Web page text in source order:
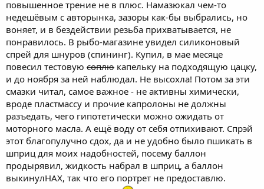
повышенное трение не в плюс. Намазюкал чем-то
недешёвым с авторынка, зазоры как-бы выбрались, но
воняет, и в бездействии резьба прихватывается, не
понравилось. В рыбо-магазине увидел силиконовый
спрей для шнуров (спининг). Купил, в мае месяце
повесил тестовую соплю капельку на подходящую цацку,
и до ноября за ней наблюдал. Не высохла! Потом за эти
смазки читал, самое важное - не активны химически,
вроде пластмассу и прочие капролоны не должны
разъедать, чего гипотетически можно ожидать от
моторного масла. А ещё воду от себя отпихивают. Спрэй
этот благопулучно сдох, да и не удобно было пшикать в
шприц для моих надобностей, посему баллон
продырявил, жидкость набрал в шприц, а баллон
выкинулНАХ, так что его портрет не предоставлю.